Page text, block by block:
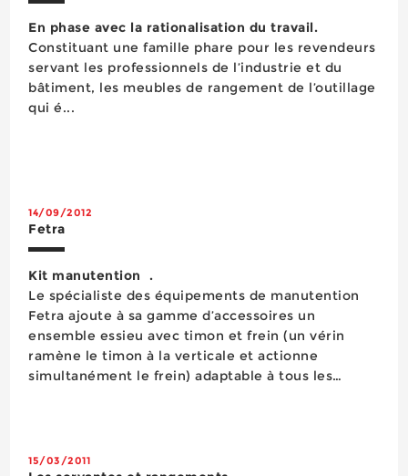
En phase avec la rationalisation du travail.
Constituant une famille phare pour les revendeurs
servant les professionnels de l’industrie et du
bâtiment, les meubles de rangement de l’outillage
qui é...
14/09/2012
Fetra
Kit manutention .
Le spécialiste des équipements de manutention
Fetra ajoute à sa gamme d’accessoires un
ensemble essieu avec timon et frein (un vérin
ramène le timon à la verticale et actionne
simultanément le frein) adaptable à tous les
15/03/2011